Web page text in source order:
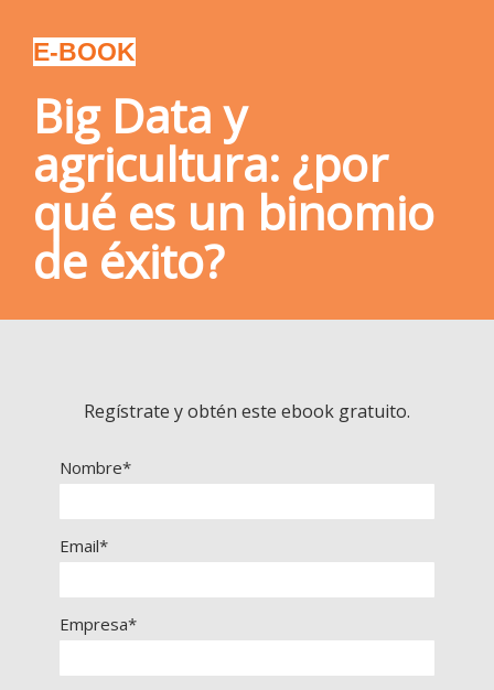
E-BOOK
Big Data y
agricultura: ¿por
qué es un binomio
de éxito?
Regístrate y obtén este ebook gratuito.
Nombre*
Email*
Empresa*